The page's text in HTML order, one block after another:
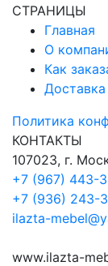
СТРАНИЦЫ
Главная
О
Как
Доставка
Политика
КОНТАКТЫ
107023, г.
+7 (967) 443-
+7 (936) 243-
ilazta-
www.ilazta-